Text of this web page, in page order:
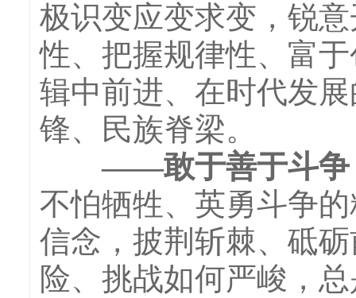
极识变应变求变，锐
性、把握规律性、富
辑中前进、在时代发
锋、民族脊梁。
——敢于善于斗争，
不怕牺牲、英勇斗争
信念，披荆斩棘、砥
险、挑战如何严峻，